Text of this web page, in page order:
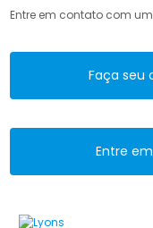
Entre em contato com
Faça seu
Entre